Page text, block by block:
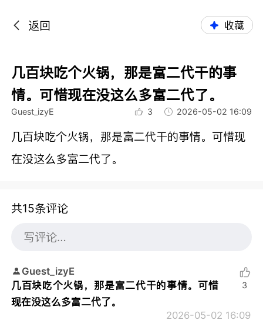
返回 收藏
几百块吃个火锅，那是富二代干的事
情。可惜现在没这么多富二代了。
Guest_izyE 3 2026-05-02 16:09
几百块吃个火锅，那是富二代干的事情。可惜现
在没这么多富二代了。
共15条评论
Guest_izyE
几百块吃个火锅，那是富二代干的事情。可惜
现在没这么多富二代了。
2026-05-02 16:09
3